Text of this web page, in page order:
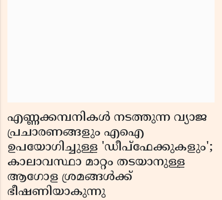
എണ്ണക്കമ്പനികൾ നടത്തുന്ന വ്യാജ
പ്രചാരണങ്ങളും എഐ
ഉപയോഗിച്ചുള്ള 'ഡീപ്‌ഫേക്കുകളും';
കാലാവസ്ഥാ മാറ്റം തടയാനുള്ള
ആഗോള ശ്രമങ്ങൾക്ക്
ഭീഷണിയാകുന്നു